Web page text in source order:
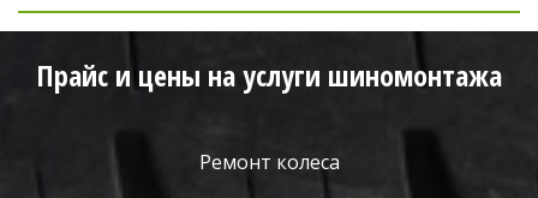
Прайс и цены на услуги шиномонтажа
Ремонт колеса